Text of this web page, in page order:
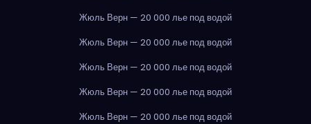
Жюль Верн — 20 000 лье под водой
Жюль Верн — 20 000 лье под водой
Жюль Верн — 20 000 лье под водой
Жюль Верн — 20 000 лье под водой
Жюль Верн — 20 000 лье под водой